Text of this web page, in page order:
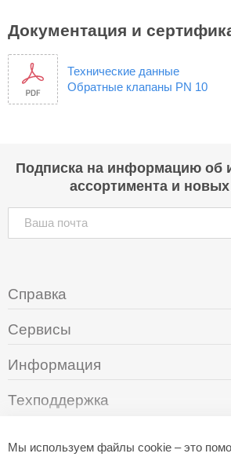
Документация и
Технические данные
Обратные клапаны PN 10
Мы используем файлы cookie – это
Подписка на информацию об
ассортимента и
Справка
Сервисы
Информация
Техподдержка